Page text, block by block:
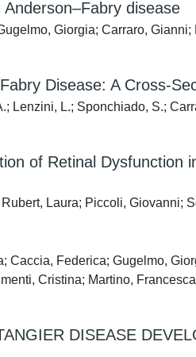
disease
Giorgia; Carraro,
Disease: A Cross-
Lenzini, L.; Sponchiado, S.;
of Retinal Dysfunction
Laura; Piccoli, Giovanni;
Federica; Gugelmo,
Cristina; Martino,
DISEASE